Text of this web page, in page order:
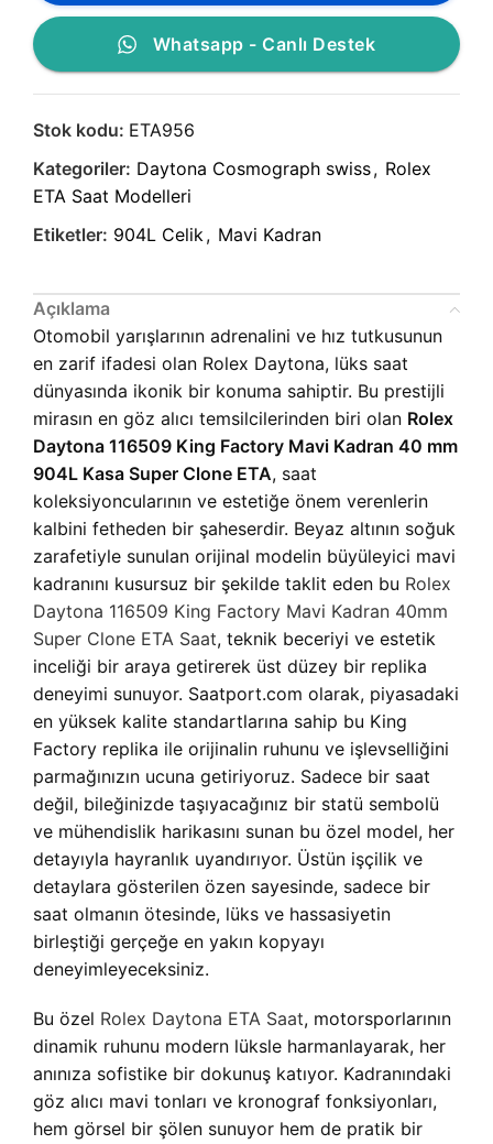
Whatsapp - Canlı Destek
Stok kodu: ETA956
Kategoriler: Daytona Cosmograph swiss, Rolex
ETA Saat Modelleri
Etiketler: 904L Celik, Mavi Kadran
Açıklama
Otomobil yarışlarının adrenalini ve hız tutkusunun
en zarif ifadesi olan Rolex Daytona, lüks saat
dünyasında ikonik bir konuma sahiptir. Bu prestijli
mirasın en göz alıcı temsilcilerinden biri olan Rolex
Daytona 116509 King Factory Mavi Kadran 40 mm
904L Kasa Super Clone ETA, saat
koleksiyoncularının ve estetiğe önem verenlerin
kalbini fetheden bir şaheserdir. Beyaz altının soğuk
zarafetiyle sunulan orijinal modelin büyüleyici mavi
kadranını kusursuz bir şekilde taklit eden bu Rolex
Daytona 116509 King Factory Mavi Kadran 40mm
Super Clone ETA Saat, teknik beceriyi ve estetik
inceliği bir araya getirerek üst düzey bir replika
deneyimi sunuyor. Saatport.com olarak, piyasadaki
en yüksek kalite standartlarına sahip bu King
Factory replika ile orijinalin ruhunu ve işlevselliğini
parmağınızın ucuna getiriyoruz. Sadece bir saat
değil, bileğinizde taşıyacağınız bir statü sembolü
ve mühendislik harikasını sunan bu özel model, her
detayıyla hayranlık uyandırıyor. Üstün işçilik ve
detaylara gösterilen özen sayesinde, sadece bir
saat olmanın ötesinde, lüks ve hassasiyetin
birleştiği gerçeğe en yakın kopyayı
deneyimleyeceksiniz.
Bu özel Rolex Daytona ETA Saat, motorsporlarının
dinamik ruhunu modern lüksle harmanlayarak, her
anınıza sofistike bir dokunuş katıyor. Kadranındaki
göz alıcı mavi tonları ve kronograf fonksiyonları,
hem görsel bir şölen sunuyor hem de pratik bir